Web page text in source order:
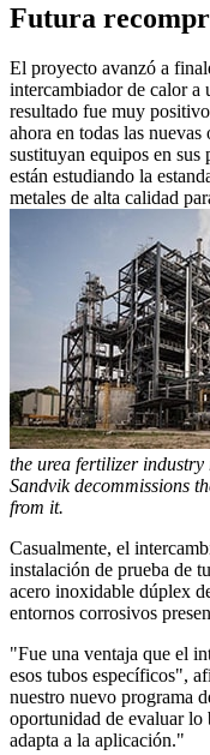
Futura
El proyecto avanzó a
intercambiador de calor a
resultado fue muy
ahora en todas las
sustituyan equipos en
están estudiando la
metales de alta calidad
the urea fertilizer
Sandvik decommissions
from it.
Casualmente, el
instalación de prueba de
acero inoxidable dúplex
entornos corrosivos
"Fue una ventaja que el
esos tubos específicos",
nuestro nuevo programa
oportunidad de evaluar lo
adapta a la aplicación."